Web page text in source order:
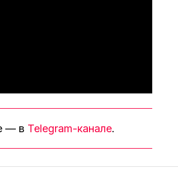
— в Telegram-канале.